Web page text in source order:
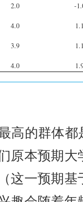
2.0 -
4.0
3.9
4.0
高的群体
原本预期
这一预期